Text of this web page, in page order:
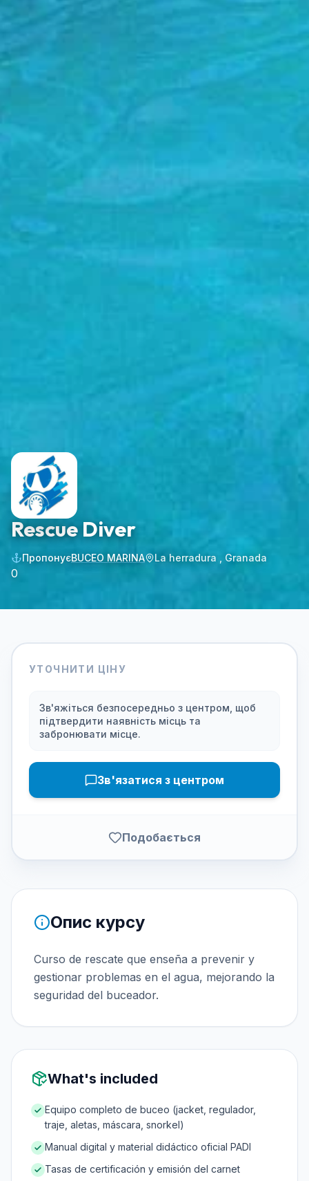
Rescue Diver
ПропонуєBUCEO MARINA La herradura , Granada
0
Опис курсу
Curso de rescate que enseña a prevenir y
gestionar problemas en el agua, mejorando la
seguridad del buceador.
What's included
Equipo completo de buceo (jacket, regulador,
traje, aletas, máscara, snorkel)
Manual digital y material didáctico oficial PADI
Tasas de certificación y emisión del carnet
УТОЧНИТИ ЦІНУ
Зв'яжіться безпосередньо з центром, щоб
підтвердити наявність місць та
забронювати місце.
Зв'язатися з центром
Подобається